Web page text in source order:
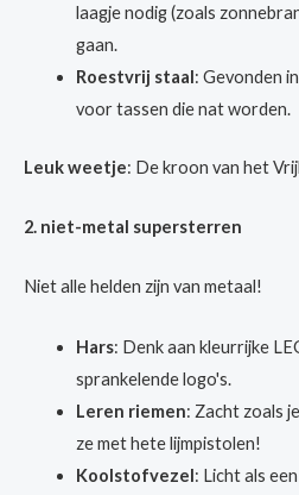
laagje nodig (zoals
gaan.
Roestvrij staal: Gevonden
voor tassen die nat worden.
Leuk weetje: De kroon van het
2. niet-metal supersterren
Niet alle helden zijn van metaal!
Hars: Denk aan kleurrijke
sprankelende logo's.
Leren riemen: Zacht zoals
ze met hete lijmpistolen!
Koolstofvezel: Licht als